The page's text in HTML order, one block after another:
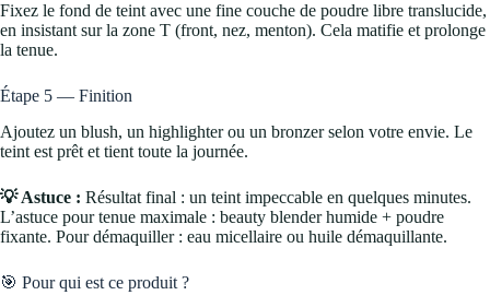
Fixez le fond de teint avec une fine couche de poudre libre translucide,
en insistant sur la zone T (front, nez, menton). Cela matifie et prolonge
la tenue.
Étape 5 — Finition
Ajoutez un blush, un highlighter ou un bronzer selon votre envie. Le
teint est prêt et tient toute la journée.
💡 Astuce : Résultat final : un teint impeccable en quelques minutes.
L’astuce pour tenue maximale : beauty blender humide + poudre
fixante. Pour démaquiller : eau micellaire ou huile démaquillante.
🎯 Pour qui est ce produit ?